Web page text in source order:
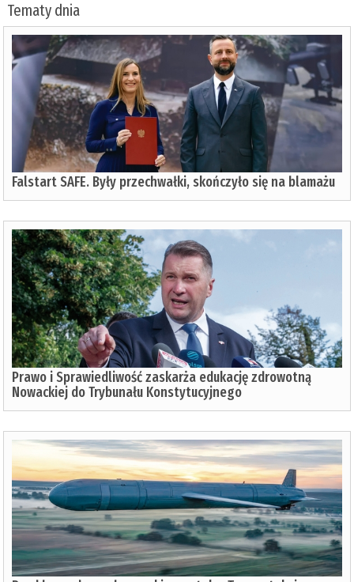
Tematy dnia
Falstart SAFE. Były przechwałki, skończyło się na blamażu
Prawo i Sprawiedliwość zaskarża edukację zdrowotną
Nowackiej do Trybunału Konstytucyjnego